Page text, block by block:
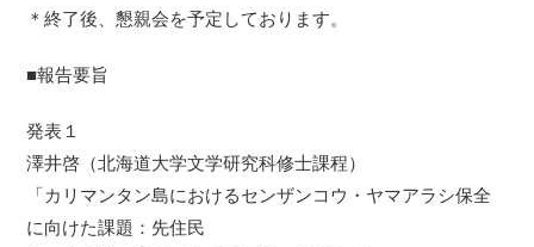
＊終了後、懇親会を予定しております。
■報告要旨
発表１
澤井啓（北海道大学文学研究科修士課程）
「カリマンタン島におけるセンザンコウ・ヤマアラシ保全
に向けた課題：先住民